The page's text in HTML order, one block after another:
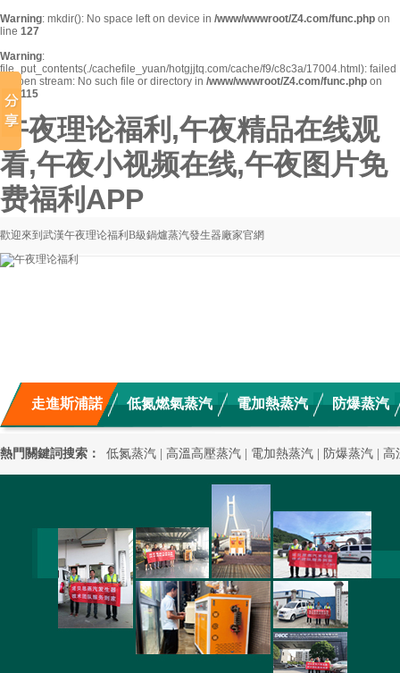
Warning: mkdir(): No space left on device in /www/wwwroot/Z4.com/func.php on
line 127
Warning:
file_put_contents(./cachefile_yuan/hotgjjtq.com/cache/f9/c8c3a/17004.html): failed
to open stream: No such file or directory in /www/wwwroot/Z4.com/func.php on
line 115
午夜理论福利,午夜精品在线观
看,午夜小视频在线,午夜图片免
费福利APP
歡迎來到武漢午夜理论福利B級鍋爐蒸汽發生器廠家官網
走進斯浦諾 低氮燃氣蒸汽 電加熱蒸汽 防爆蒸汽
新聞動態 混凝土養護 應用案例 高溫高壓蒸汽
熱門關鍵詞搜索： 低氮蒸汽 高溫高壓蒸汽 電加熱蒸汽 防爆蒸汽 高